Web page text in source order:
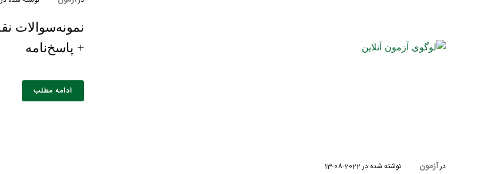
+ پاسخ‌نامه
ادامه مطلب
درآزمون نوشته شده در 2022-08-13